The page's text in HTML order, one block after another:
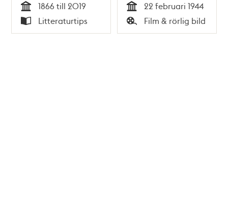
Tid
1866 till 2019
Typ
Litteraturtips Tid
22 februari 1944
Typ
Film & rörlig bild